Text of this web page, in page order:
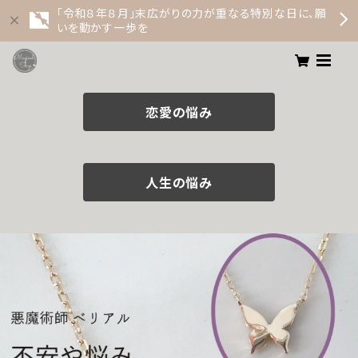
「令和８年８月」末広がりの力が重なる特別な日に、願
いを動かす一歩を
恋愛の悩み
人生の悩み